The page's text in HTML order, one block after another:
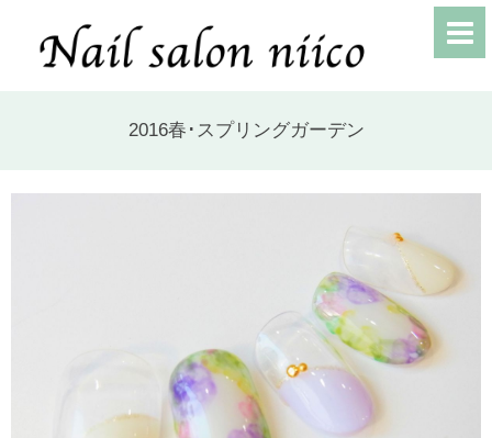
2016春･スプリングガーデン